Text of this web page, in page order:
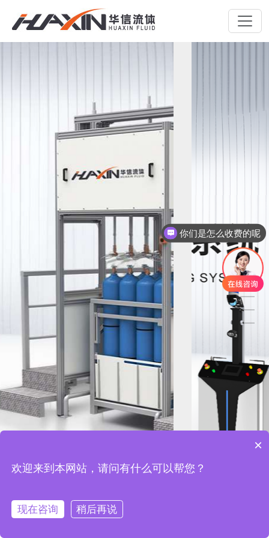
你们是怎么收费的呢
×
欢迎来到本网站，请问有什么可以帮您？
现在咨询
稍后再说
在线咨询